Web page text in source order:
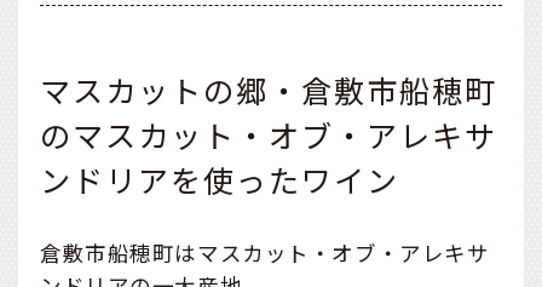
マスカットの郷・倉敷市船穂町
のマスカット・オブ・アレキサ
ンドリアを使ったワイン
倉敷市船穂町はマスカット・オブ・アレキサ